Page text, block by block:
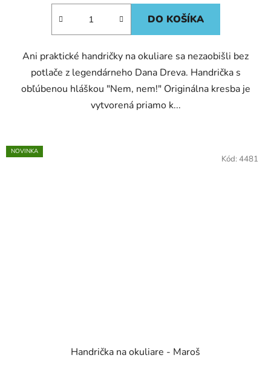
DO KOŠÍKA
Ani praktické handričky na okuliare sa nezaobišli bez
potlače z legendárneho Dana Dreva. Handrička s
obľúbenou hláškou "Nem, nem!" Originálna kresba je
vytvorená priamo k...
NOVINKA
Handrička na okuliare - Maroš
Kód: 4481